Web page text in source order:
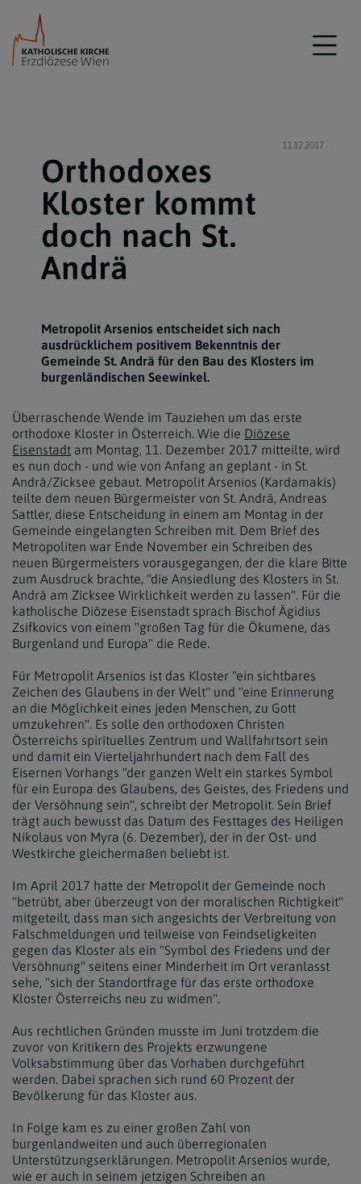
11.12.2017
Orthodoxes
Kloster kommt
doch nach St.
Andrä
Metropolit Arsenios entscheidet sich nach
ausdrücklichem positivem Bekenntnis der
Gemeinde St. Andrä für den Bau des Klosters im
burgenländischen Seewinkel.
Überraschende Wende im Tauziehen um das erste
orthodoxe Kloster in Österreich. Wie die Diözese
Eisenstadt am Montag, 11. Dezember 2017 mitteilte, wird
es nun doch - und wie von Anfang an geplant - in St.
Andrä/Zicksee gebaut. Metropolit Arsenios (Kardamakis)
teilte dem neuen Bürgermeister von St. Andrä, Andreas
Sattler, diese Entscheidung in einem am Montag in der
Gemeinde eingelangten Schreiben mit. Dem Brief des
Metropoliten war Ende November ein Schreiben des
neuen Bürgermeisters vorausgegangen, der die klare Bitte
zum Ausdruck brachte, "die Ansiedlung des Klosters in St.
Andrä am Zicksee Wirklichkeit werden zu lassen". Für die
katholische Diözese Eisenstadt sprach Bischof Ägidius
Zsifkovics von einem "großen Tag für die Ökumene, das
Burgenland und Europa" die Rede.
Für Metropolit Arsenios ist das Kloster "ein sichtbares
Zeichen des Glaubens in der Welt" und "eine Erinnerung
an die Möglichkeit eines jeden Menschen, zu Gott
umzukehren". Es solle den orthodoxen Christen
Österreichs spirituelles Zentrum und Wallfahrtsort sein
und damit ein Vierteljahrhundert nach dem Fall des
Eisernen Vorhangs "der ganzen Welt ein starkes Symbol
für ein Europa des Glaubens, des Geistes, des Friedens und
der Versöhnung sein", schreibt der Metropolit. Sein Brief
trägt auch bewusst das Datum des Festtages des Heiligen
Nikolaus von Myra (6. Dezember), der in der Ost- und
Westkirche gleichermaßen beliebt ist.
Im April 2017 hatte der Metropolit der Gemeinde noch
"betrübt, aber überzeugt von der moralischen Richtigkeit"
mitgeteilt, dass man sich angesichts der Verbreitung von
Falschmeldungen und teilweise von Feindseligkeiten
gegen das Kloster als ein "Symbol des Friedens und der
Versöhnung" seitens einer Minderheit im Ort veranlasst
sehe, "sich der Standortfrage für das erste orthodoxe
Kloster Österreichs neu zu widmen".
Aus rechtlichen Gründen musste im Juni trotzdem die
zuvor von Kritikern des Projekts erzwungene
Volksabstimmung über das Vorhaben durchgeführt
werden. Dabei sprachen sich rund 60 Prozent der
Bevölkerung für das Kloster aus.
In Folge kam es zu einer großen Zahl von
burgenlandweiten und auch überregionalen
Unterstützungserklärungen. Metropolit Arsenios wurde,
wie er auch in seinem jetzigen Schreiben an